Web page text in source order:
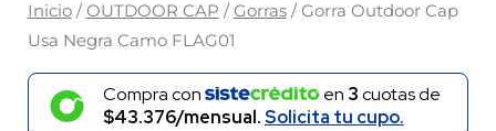
Inicio/ OUTDOOR CAP / Gorras/ Gorra Outdoor Cap
Usa Negra Camo FLAG01
Compra con en 3cuotas de
$43.376/mensual.Solicita tu cupo.